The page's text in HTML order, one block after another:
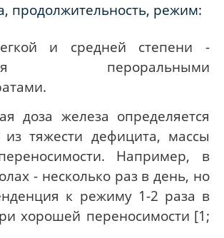
продолжительность, режим:
и средней степени -
пероральными
доза железа определяется
из тяжести дефицита, массы
Например, в
- несколько раз в день, но
к режиму 1-2 раза в
хорошей переносимости [1 ;